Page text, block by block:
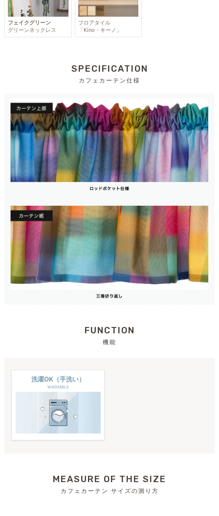
フェイクグリーン
グリーンネックレス
フロアタイル
「Kino・キーノ」
SPECIFICATION
カフェカーテン仕様
FUNCTION
機能
洗濯OK（手洗い）
WASHABLE
MEASURE OF THE SIZE
カフェカーテン サイズの測り方